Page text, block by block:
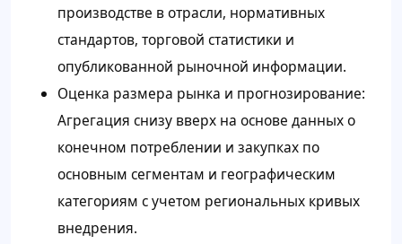
производстве в отрасли, нормативных
стандартов, торговой статистики и
опубликованной рыночной информации.
Оценка размера рынка и прогнозирование:
Агрегация снизу вверх на основе данных о
конечном потреблении и закупках по
основным сегментам и географическим
категориям с учетом региональных кривых
внедрения.